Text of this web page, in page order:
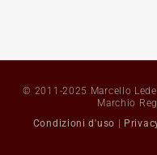
© 2011-2025 Marcello
Marchio
Condizioni d'uso